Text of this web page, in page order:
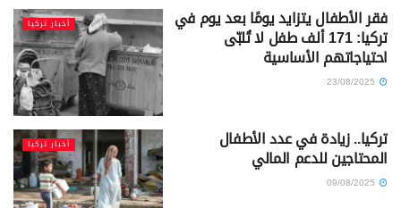
أخبار تركيا فقر الأطفال يتزايد يومًا بعد يوم في
تركيا: 171 ألف طفل لا تُلبّى
احتياجاتهم الأساسية
أخبار تركيا تركيا.. زيادة في عدد الأطفال
المحتاجين للدعم المالي